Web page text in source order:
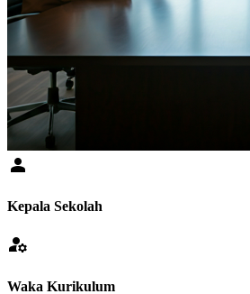
person
Kepala Sekolah
manage_accounts
Waka Kurikulum